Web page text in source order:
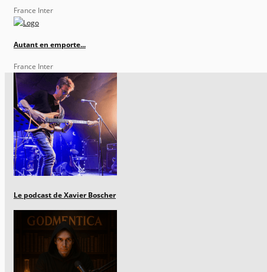
France Inter
Autant en emporte...
France Inter
Le podcast de Xavier Boscher